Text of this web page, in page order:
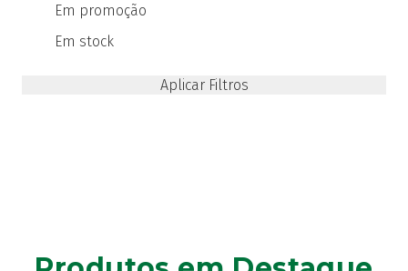
Em promoção
Em stock